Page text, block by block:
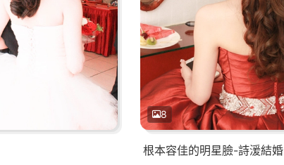
8
根本容佳的明星臉-詩湲結婚